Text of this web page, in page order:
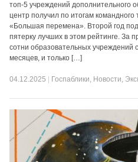
топ-5 учреждений дополнительного
центр получил по итогам командного
«Большая перемена». Второй год
пятерку лучших в этом рейтинге. За
сотни образовательных учреждений
месяцев, и только […]
04.12.2025 Госпаблики, Новости,